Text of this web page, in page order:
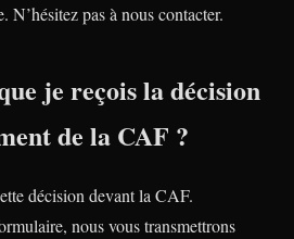
N’hésitez pas à nous contacter.
je reçois la décision
de la CAF ?
décision devant la CAF.
nous vous transmettrons